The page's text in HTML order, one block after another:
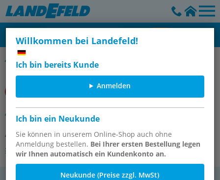
Willkommen bei Landefeld!
Ich bin bereits Kunde
Anmelden
Ich bin ein Neukunde
Sie können in unserem Online-Shop auch ohne
Anmeldung bestellen. Bei Ihrer ersten Bestellung legen
wir Ihnen automatisch ein Kundenkonto an.
Neukunde (Preise zzgl. MwSt)
Norgren US
49028 Spez. Zyl. Mosier
Artikelnummer: OT-IMI108334
Andere Varianten des Artikels